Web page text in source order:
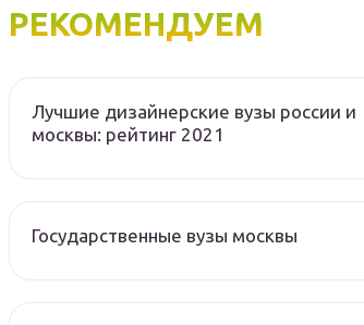
РЕКОМЕНДУЕМ
Лучшие дизайнерские вузы россии и
москвы: рейтинг 2021
Государственные вузы москвы